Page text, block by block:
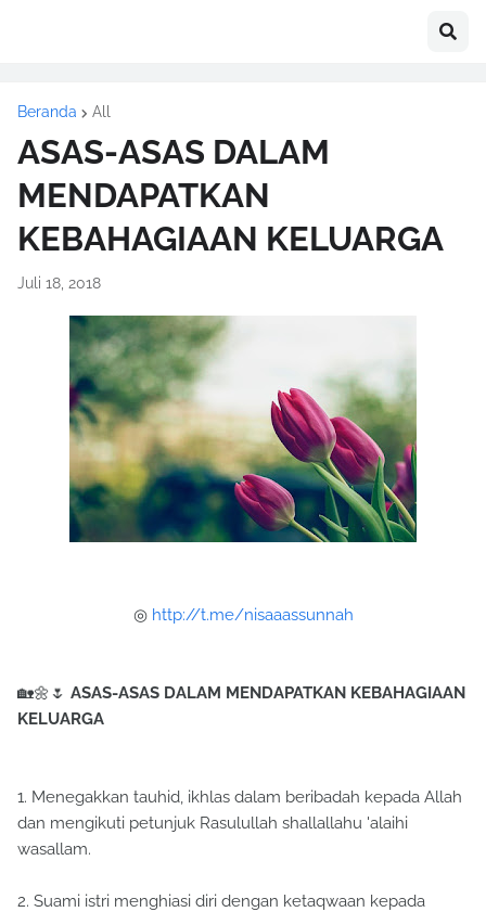
Beranda All
ASAS-ASAS DALAM
MENDAPATKAN
KEBAHAGIAAN KELUARGA
Juli 18, 2018
◎ http://t.me/nisaaassunnah
🏡🌼🌷 ASAS-ASAS DALAM MENDAPATKAN KEBAHAGIAAN
KELUARGA
1. Menegakkan tauhid, ikhlas dalam beribadah kepada Allah
dan mengikuti petunjuk Rasulullah shallallahu 'alaihi
wasallam.
2. Suami istri menghiasi diri dengan ketaqwaan kepada